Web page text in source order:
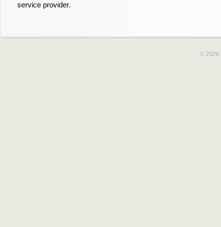
service provider.
verlängern möchten, kontaktieren Sie bitte Ihren Service-
© 2026